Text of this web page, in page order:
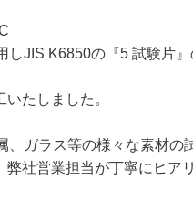
JIS K6850の『5 試験片
たしました。
ガラス等の様々な素材の
社営業担当が丁寧にヒア